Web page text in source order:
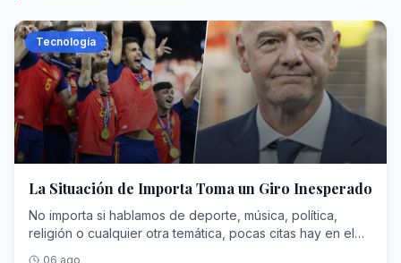
Tecnología
La Situación de Importa Toma un Giro Inesperado
No importa si hablamos de deporte, música, política,
religión o cualquier otra temática, pocas citas hay en el
06 ago